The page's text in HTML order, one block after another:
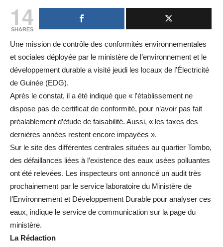
14
SHARES
Une mission de contrôle des conformités environnementales
et sociales déployée par le ministère de l’environnement et le
développement durable a visité jeudi les locaux de l’Électricité
de Guinée (EDG).
Après le constat, il a été indiqué que « l’établissement ne
dispose pas de certificat de conformité, pour n’avoir pas fait
préalablement d’étude de faisabilité. Aussi, « les taxes des
dernières années restent encore impayées ».
Sur le site des différentes centrales situées au quartier Tombo,
des défaillances liées à l’existence des eaux usées polluantes
ont été relevées. Les inspecteurs ont annoncé un audit très
prochainement par le service laboratoire du Ministère de
l’Environnement et Développement Durable pour analyser ces
eaux, indique le service de communication sur la page du
ministère.
La Rédaction